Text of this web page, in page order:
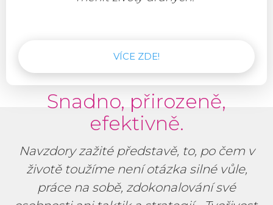
VÍCE ZDE!
Snadno, přirozeně,
efektivně.
Navzdory zažité představě, to, po čem v
životě toužíme není otázka silné vůle,
práce na sobě, zdokonalování své